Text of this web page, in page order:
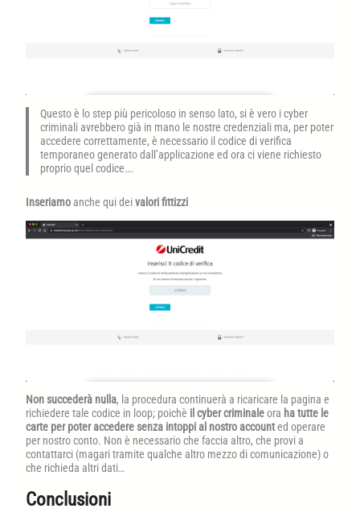
Questo è lo step più pericoloso in senso lato, si è vero i cyber
criminali avrebbero già in mano le nostre credenziali ma, per poter
accedere correttamente, è necessario il codice di verifica
temporaneo generato dall’applicazione ed ora ci viene richiesto
proprio quel codice….
Inseriamo anche qui deivalori fittizzi
Non succederà nulla, la procedura continuerà a ricaricare la pagina e
richiedere tale codice in loop; poichè il cyber criminaleora ha tutte le
carte per poter accedere senza intoppi al nostro accounted operare
per nostro conto. Non è necessario che faccia altro, che provi a
contattarci (magari tramite qualche altro mezzo di comunicazione) o
che richieda altri dati…
Conclusioni